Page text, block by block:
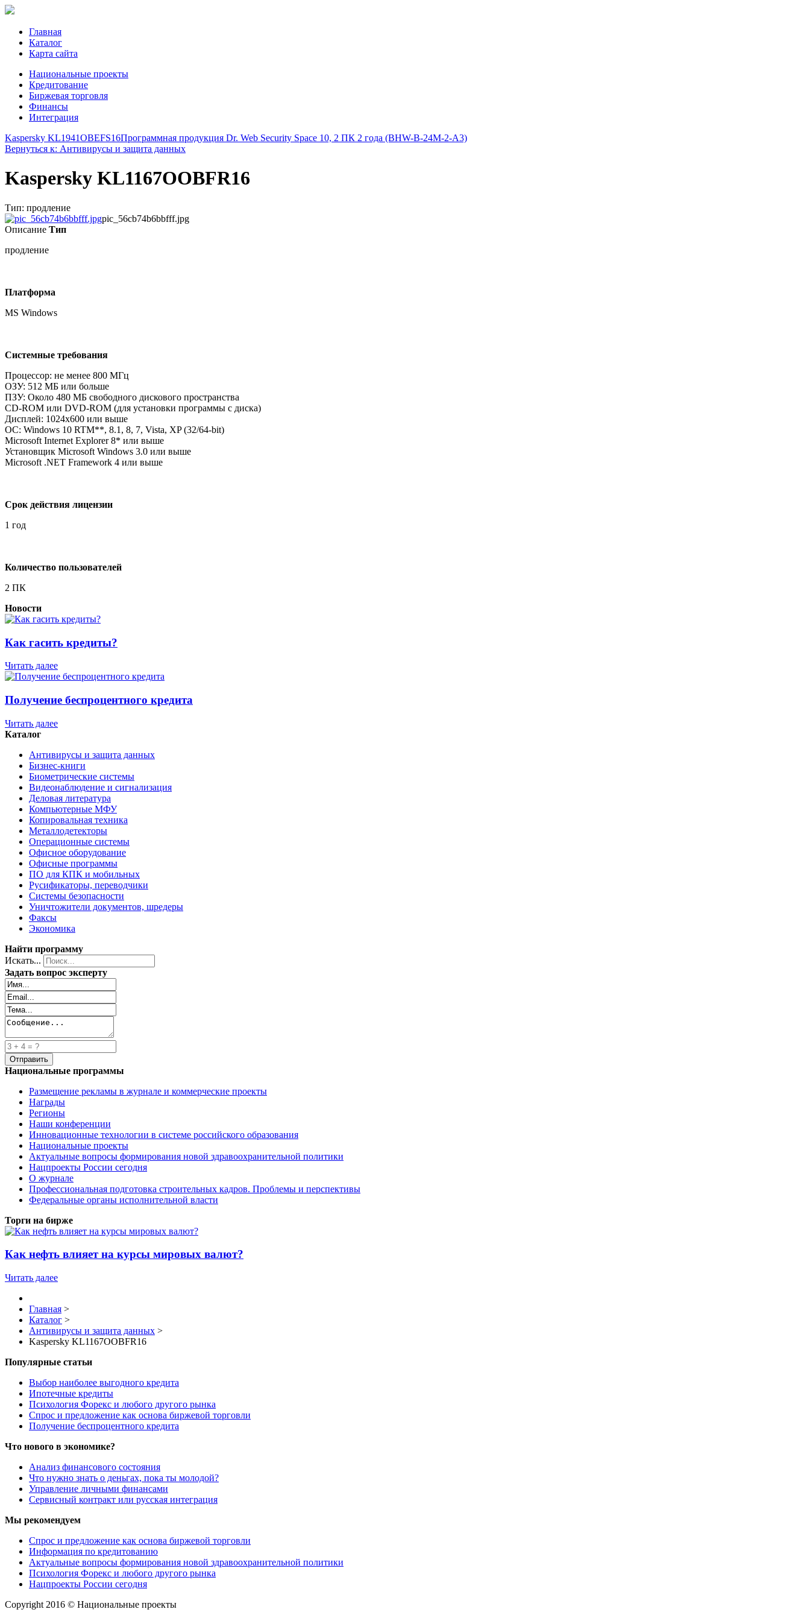
Главная
Каталог
Карта сайта
Национальные проекты
Кредитование
Биржевая торговля
Финансы
Интеграция
Kaspersky KL1941OBEFS16Программная продукция Dr. Web Security Space 10, 2 ПК 2 года (BHW-B-24M-2-A3)
Вернуться к: Антивирусы и защита данных
Kaspersky KL1167OOBFR16
Тип: продление
pic_56cb74b6bbfff.jpg
Описание Тип
продление
Платформа
MS Windows
Системные требования
Процессор: не менее 800 МГц
ОЗУ: 512 MБ или больше
ПЗУ: Около 480 МБ свободного дискового пространства
CD-ROM или DVD-ROM (для установки программы с диска)
Дисплей: 1024x600 или выше
ОС: Windows 10 RTM**, 8.1, 8, 7, Vista, XP (32/64-bit)
Microsoft Internet Explorer 8* или выше
Установщик Microsoft Windows 3.0 или выше
Microsoft .NET Framework 4 или выше
Срок действия лицензии
1 год
Количество пользователей
2 ПК
Новости
Как гасить кредиты?
Читать далее
Получение беспроцентного кредита
Читать далее
Каталог
Антивирусы и защита данных
Бизнес-книги
Биометрические системы
Видеонаблюдение и сигнализация
Деловая литература
Компьютерные МФУ
Копировальная техника
Металлодетекторы
Операционные системы
Офисное оборудование
Офисные программы
ПО для КПК и мобильных
Русификаторы, переводчики
Системы безопасности
Уничтожители документов, шредеры
Факсы
Экономика
Найти программу
Искать...
Задать вопрос эксперту
Национальные программы
Размещение рекламы в журнале и коммерческие проекты
Награды
Регионы
Наши конференции
Инновационные технологии в системе российского образования
Национальные проекты
Актуальные вопросы формирования новой здравоохранительной политики
Нацпроекты России сегодня
О журнале
Профессиональная подготовка строительных кадров. Проблемы и перспективы
Федеральные органы исполнительной власти
Торги на бирже
Как нефть влияет на курсы мировых валют?
Читать далее
Главная >
Каталог >
Антивирусы и защита данных >
Kaspersky KL1167OOBFR16
Популярные статьи
Выбор наиболее выгодного кредита
Ипотечные кредиты
Психология Форекс и любого другого рынка
Спрос и предложение как основа биржевой торговли
Получение беспроцентного кредита
Что нового в экономике?
Анализ финансового состояния
Что нужно знать о деньгах, пока ты молодой?
Управление личными финансами
Сервисный контракт или русская интеграция
Мы рекомендуем
Спрос и предложение как основа биржевой торговли
Информация по кредитованию
Актуальные вопросы формирования новой здравоохранительной политики
Психология Форекс и любого другого рынка
Нацпроекты России сегодня
Copyright 2016 © Национальные проекты